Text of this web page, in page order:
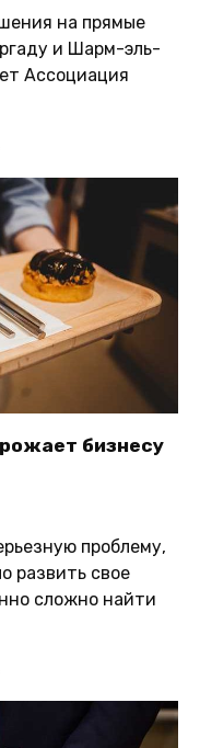
на прямые
и Шарм-эль-
Ассоциация
бизнесу
проблему,
развить свое
сложно найти